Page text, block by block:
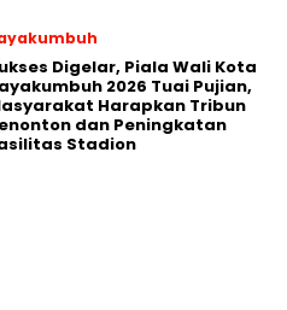
Digelar, Piala Wali Kota
2026 Tuai Pujian,
Harapkan Tribun
dan Peningkatan
Stadion